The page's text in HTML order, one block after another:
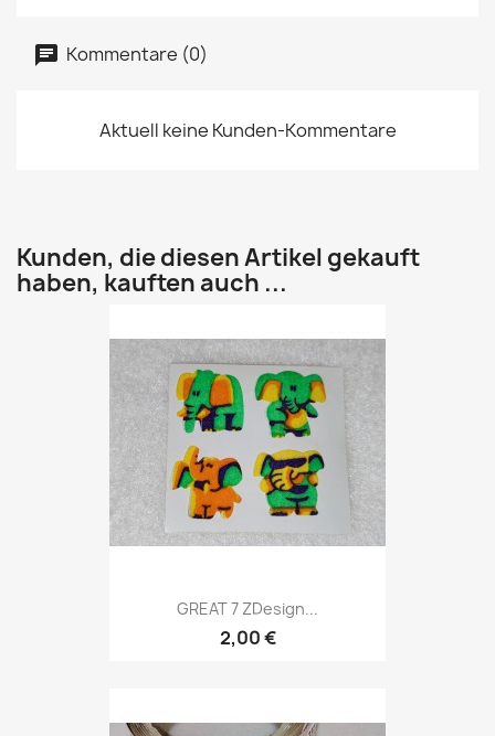
Kommentare (0)
Aktuell keine Kunden-Kommentare
Kunden, die diesen Artikel gekauft
haben, kauften auch ...
GREAT 7 ZDesign...
2,00 €